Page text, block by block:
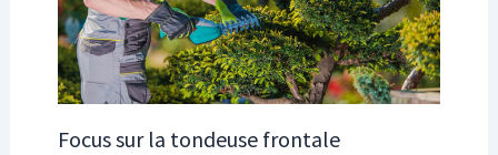
Focus sur la tondeuse frontale